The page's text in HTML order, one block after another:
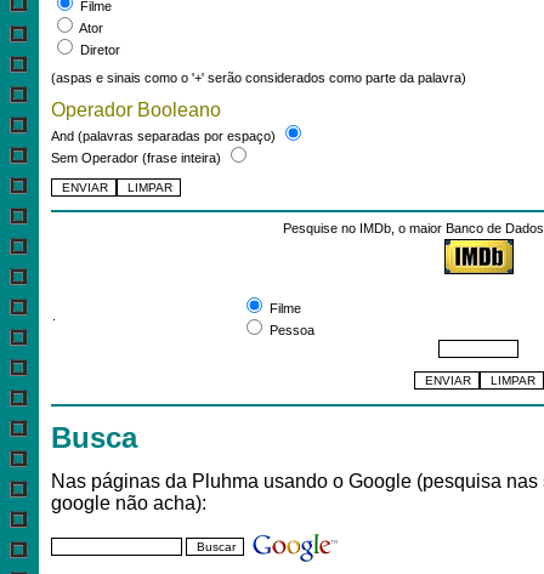
Filme
Ator
Diretor
(aspas e sinais como o '+' serão considerados como parte da palavra)
Operador Booleano
And (palavras separadas por espaço)
Sem Operador (frase inteira)
Pesquise no IMDb, o maior Banco de
Filme
Pessoa
Busca
Nas páginas da Pluhma usando o Google (pesquisa
google não acha):